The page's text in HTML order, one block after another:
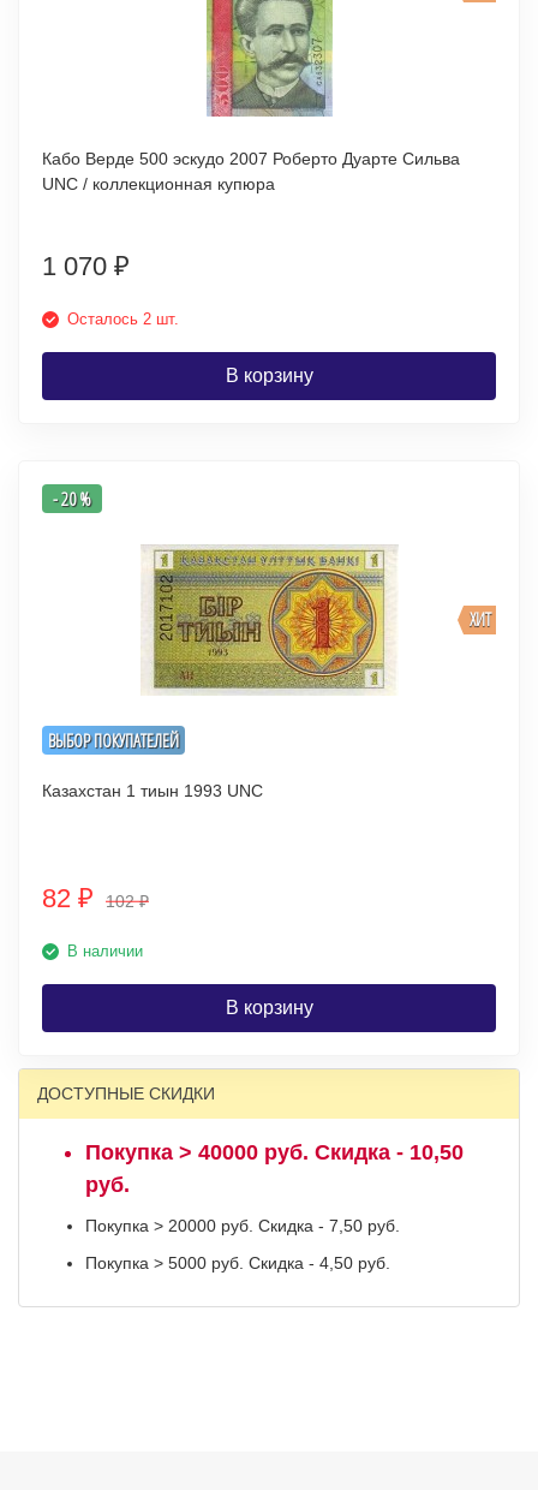
Кабо Верде 500 эскудо 2007 Роберто Дуарте Сильва
UNC / коллекционная купюра
1 070 ₽
Осталось 2 шт.
В корзину
ВЫБОР ПОКУПАТЕЛЕЙ
ХИТ
- 20 %
Казахстан 1 тиын 1993 UNC
82 ₽ 102₽
В наличии
В корзину
ДОСТУПНЫЕ СКИДКИ
Покупка > 40000 руб. Скидка - 10,50
руб.
Покупка > 20000 руб. Скидка - 7,50 руб.
Покупка > 5000 руб. Скидка - 4,50 руб.